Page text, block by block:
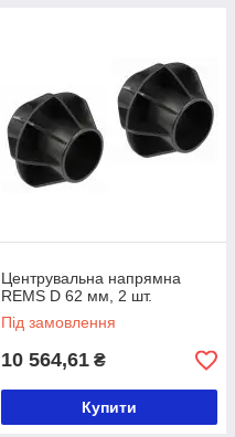
Центрувальна напрямна
REMS D 62 мм, 2 шт.
Під замовлення
10 564,61 ₴
Купити